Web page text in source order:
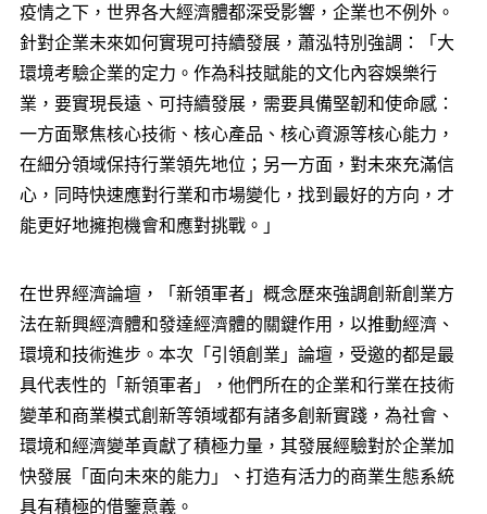
疫情之下，世界各大經濟體都深受影響，企業也不例外。
針對企業未來如何實現可持續發展，蕭泓特別強調：「大
環境考驗企業的定力。作為科技賦能的文化內容娛樂行
業，要實現長遠、可持續發展，需要具備堅韌和使命感：
一方面聚焦核心技術、核心產品、核心資源等核心能力，
在細分領域保持行業領先地位；另一方面，對未來充滿信
心，同時快速應對行業和市場變化，找到最好的方向，才
能更好地擁抱機會和應對挑戰。」
在世界經濟論壇，「新領軍者」概念歷來強調創新創業方
法在新興經濟體和發達經濟體的關鍵作用，以推動經濟、
環境和技術進步。本次「引領創業」論壇，受邀的都是最
具代表性的「新領軍者」，他們所在的企業和行業在技術
變革和商業模式創新等領域都有諸多創新實踐，為社會、
環境和經濟變革貢獻了積極力量，其發展經驗對於企業加
快發展「面向未來的能力」、打造有活力的商業生態系統
具有積極的借鑒意義。